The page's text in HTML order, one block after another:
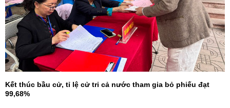
Kết thúc bầu cử, tỉ lệ cử tri cả nước tham gia bỏ phiếu đạt
99,68%